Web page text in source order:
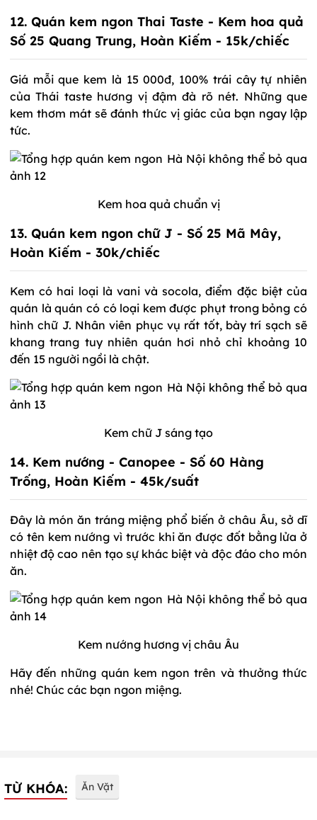
12. Quán kem ngon Thai Taste - Kem hoa quả
Số 25 Quang Trung, Hoàn Kiếm - 15k/chiếc
Giá mỗi que kem là 15 000đ, 100% trái cây tự nhiên
của Thái taste hương vị đậm đà rõ nét. Những que
kem thơm mát sẽ đánh thức vị giác của bạn ngay lập
tức.
Kem hoa quả chuẩn vị
13. Quán kem ngon chữ J - Số 25 Mã Mây,
Hoàn Kiếm - 30k/chiếc
Kem có hai loại là vani và socola, điểm đặc biệt của
quán là quán có có loại kem được phụt trong bỏng có
hình chữ J. Nhân viên phục vụ rất tốt, bày trí sạch sẽ
khang trang tuy nhiên quán hơi nhỏ chỉ khoảng 10
đến 15 người ngồi là chật.
Kem chữ J sáng tạo
14. Kem nướng - Canopee - Số 60 Hàng
Trống, Hoàn Kiếm - 45k/suất
Đây là món ăn tráng miệng phổ biến ở châu Âu, sở dĩ
có tên kem nướng vì trước khi ăn được đốt bằng lửa ở
nhiệt độ cao nên tạo sự khác biệt và độc đáo cho món
ăn.
Kem nướng hương vị châu Âu
Hãy đến những quán kem ngon trên và thưởng thức
nhé! Chúc các bạn ngon miệng.
TỪ KHÓA: Ăn Vặt